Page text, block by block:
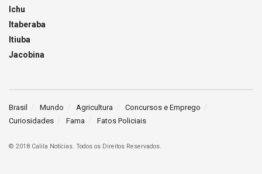
Ichu
Itaberaba
Itiuba
Jacobina
Brasil Mundo Agricultura
Concursos e Emprego
Curiosidades
Fama Fatos Policiais
© 2018 Calila Notícias. Todos os Direitos Reservados.